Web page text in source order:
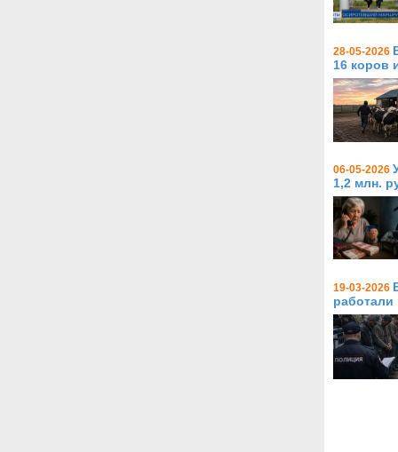
28-05-2026
16 коров
06-05-2026
1,2 млн.
19-03-2026